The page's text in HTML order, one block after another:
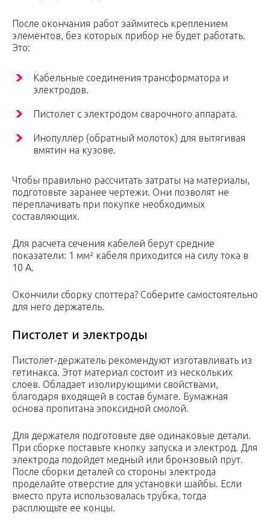
После окончания работ займитесь креплением
элементов, без которых прибор не будет работать.
Это:
Кабельные соединения трансформатора и
электродов.
Пистолет с электродом сварочного аппарата.
Инопуллер (обратный молоток) для вытягивая
вмятин на кузове.
Чтобы правильно рассчитать затраты на материалы,
подготовьте заранее чертежи. Они позволят не
переплачивать при покупке необходимых
составляющих.
Для расчета сечения кабелей берут средние
показатели: 1 мм² кабеля приходится на силу тока в
10 А.
Окончили сборку споттера? Соберите самостоятельно
для него держатель.
Пистолет и электроды
Пистолет-держатель рекомендуют изготавливать из
гетинакса. Этот материал состоит из нескольких
слоев. Обладает изолирующими свойствами,
благодаря входящей в состав бумаге. Бумажная
основа пропитана эпоксидной смолой.
Для держателя подготовьте две одинаковые детали.
При сборке поставьте кнопку запуска и электрод. Для
электрода подойдет медный или бронзовый прут.
После сборки деталей со стороны электрода
проделайте отверстие для установки шайбы. Если
вместо прута использовалась трубка, тогда
расплющьте ее концы.